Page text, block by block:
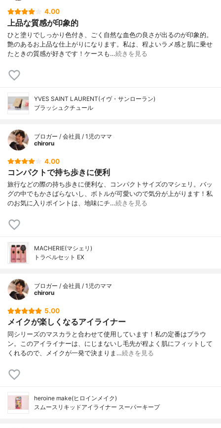
4.00
上品な質感が印象的
ひと塗りでしっかり色付き、ごく自然な血色の良さが出るのが印象的。
艶のあるお上品な仕上がりになります。私は、程よいラメ感と肌に乗せ
たときの質感が好きです！ケースも…続きを見る
YVES SAINT LAURENT(イヴ・サンローラン)
ブラッシュクチュール
ブロガー / 会社員 / 1児のママ
chiroru
4.00
コンパクトで持ち歩きに便利
旅行などの際の持ち歩きに便利な、コンパクトサイズのマシェリ。バッ
グの中でもかさばらないし、ボトルが可愛いので気分が上がります！私
のお気に入りポイントは、地味にチ…続きを見る
MACHERIE(マシェリ)
トラベルセット EX
ブロガー / 会社員 / 1児のママ
chiroru
5.00
メイクが楽しくなるアイライナー
同シリーズのマスカラと合わせて使用しています！私の定番はブラウ
ン。このアイライナーは、にじまないし毛先が程よく肌にフィットして
くれるので、メイクが一発で決まりま…続きを見る
heroine make(ヒロインメイク)
スムースリキッドアイライナー スーパーキープ